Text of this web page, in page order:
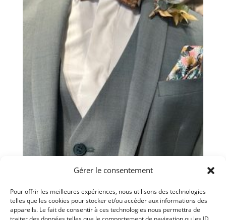
Gérer le consentement
Pour offrir les meilleures expériences, nous utilisons des technologies
telles que les cookies pour stocker et/ou accéder aux informations des
appareils. Le fait de consentir à ces technologies nous permettra de
Costume 3 pièces eucalyptus